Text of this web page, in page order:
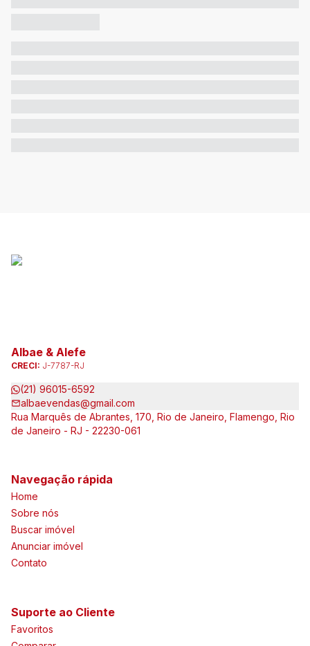
Albae & Alefe
CRECI: J-7787-RJ
(21) 96015-6592
albaevendas@gmail.com
Rua Marquês de Abrantes, 170, Rio de Janeiro, Flamengo, Rio
de Janeiro - RJ - 22230-061
Navegação rápida
Home
Sobre nós
Buscar imóvel
Anunciar imóvel
Contato
Suporte ao Cliente
Favoritos